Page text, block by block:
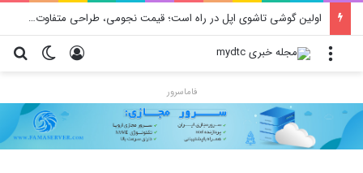
اولین گوشی تاشوی اپل در راه است؛ قیمت نجومی، طراحی متفاوت و زمان رونمایی احتمالی
تغییر ورود منو
فاماسرور